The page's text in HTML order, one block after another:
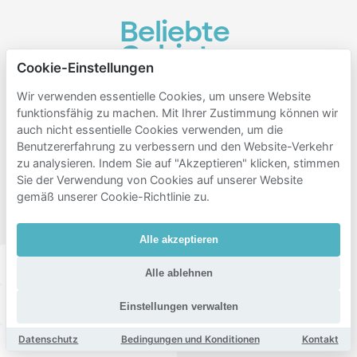
Beliebte
Gebiete
zum
Parken
in der
Nähe
von
Schouwburg
Noord
Luchtbal Den dam
Amandus-Atheneum
Ertbrugge Kievitwijk
Cookie-Einstellungen
Wir verwenden essentielle Cookies, um unsere Website
funktionsfähig zu machen. Mit Ihrer Zustimmung können wir
auch nicht essentielle Cookies verwenden, um die
Benutzererfahrung zu verbessern und den Website-Verkehr
zu analysieren. Indem Sie auf "Akzeptieren" klicken, stimmen
Sie der Verwendung von Cookies auf unserer Website
gemäß unserer Cookie-Richtlinie zu.
Alle akzeptieren
Alle ablehnen
Einstellungen verwalten
Datenschutz Bedingungen und Konditionen Kontakt